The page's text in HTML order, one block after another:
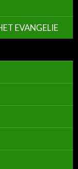
EVANGELIE